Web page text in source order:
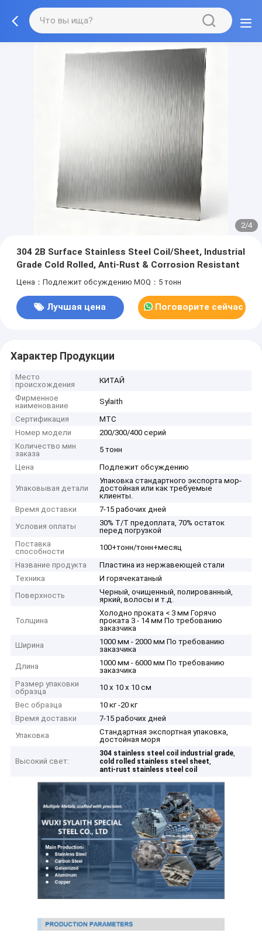
2/4
304 2B Surface Stainless Steel Coil/Sheet, Industrial
Grade Cold Rolled, Anti-Rust & Corrosion Resistant
Цена：Подлежит обсуждению MOQ：5 тонн
Лучшая цена Поговорите сейчас
Характер Продукции
Место
происхождения
КИТАЙ
Фирменное
наименование
Sylaith
Сертификация
MTC
Номер модели
200/300/400 серий
Количество мин
заказа
5 тонн
Цена
Подлежит обсуждению
Упаковывая детали
Упаковка стандартного экспорта мор-
достойная или как требуемые
клиенты.
Время доставки
7-15 рабочих дней
Условия оплаты
30% T/T предоплата, 70% остаток
перед погрузкой
Поставка
способности
100+тонн/тонн+месяц
Название продукта
Пластина из нержавеющей стали
Техника
И горячекатаный
Поверхность
Черный, очищенный, полированный,
яркий, волосы и т.д.
Толщина
Холодно проката < 3 мм Горячо
проката 3 - 14 мм По требованию
заказчика
Ширина
1000 мм - 2000 мм По требованию
заказчика
Длина
1000 мм - 6000 мм По требованию
заказчика
Размер упаковки
образца
10 x 10 x 10 см
Вес образца
10 кг -20 кг
Время доставки
7-15 рабочих дней
Упаковка
Стандартная экспортная упаковка,
достойная моря
Высокий свет:
304 stainless steel coil industrial grade,
cold rolled stainless steel sheet,
anti-rust stainless steel coil